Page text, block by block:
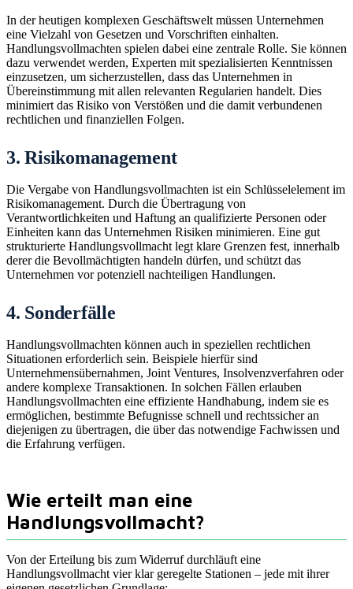
In der heutigen komplexen Geschäftswelt müssen Unternehmen
eine Vielzahl von Gesetzen und Vorschriften einhalten.
Handlungsvollmachten spielen dabei eine zentrale Rolle. Sie können
dazu verwendet werden, Experten mit spezialisierten Kenntnissen
einzusetzen, um sicherzustellen, dass das Unternehmen in
Übereinstimmung mit allen relevanten Regularien handelt. Dies
minimiert das Risiko von Verstößen und die damit verbundenen
rechtlichen und finanziellen Folgen.
3. Risikomanagement
Die Vergabe von Handlungsvollmachten ist ein Schlüsselelement im
Risikomanagement. Durch die Übertragung von
Verantwortlichkeiten und Haftung an qualifizierte Personen oder
Einheiten kann das Unternehmen Risiken minimieren. Eine gut
strukturierte Handlungsvollmacht legt klare Grenzen fest, innerhalb
derer die Bevollmächtigten handeln dürfen, und schützt das
Unternehmen vor potenziell nachteiligen Handlungen.
4. Sonderfälle
Handlungsvollmachten können auch in speziellen rechtlichen
Situationen erforderlich sein. Beispiele hierfür sind
Unternehmensübernahmen, Joint Ventures, Insolvenzverfahren oder
andere komplexe Transaktionen. In solchen Fällen erlauben
Handlungsvollmachten eine effiziente Handhabung, indem sie es
ermöglichen, bestimmte Befugnisse schnell und rechtssicher an
diejenigen zu übertragen, die über das notwendige Fachwissen und
die Erfahrung verfügen.
Wie erteilt man eine
Handlungsvollmacht?
Von der Erteilung bis zum Widerruf durchläuft eine
Handlungsvollmacht vier klar geregelte Stationen – jede mit ihrer